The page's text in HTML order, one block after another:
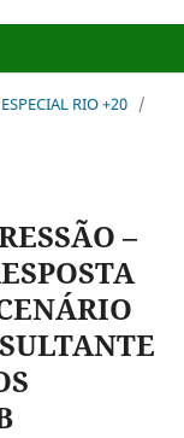
RIO +20 /
–